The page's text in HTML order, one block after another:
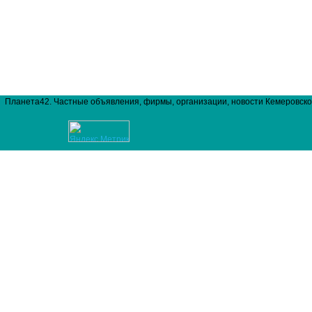
Планета42. Частные объявления, фирмы, организации, новости